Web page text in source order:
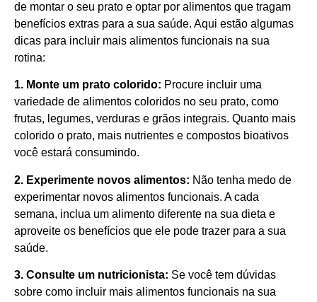
de montar o seu prato e optar por alimentos que tragam
benefícios extras para a sua saúde. Aqui estão algumas
dicas para incluir mais alimentos funcionais na sua
rotina:
1. Monte um prato colorido: Procure incluir uma
variedade de alimentos coloridos no seu prato, como
frutas, legumes, verduras e grãos integrais. Quanto mais
colorido o prato, mais nutrientes e compostos bioativos
você estará consumindo.
2. Experimente novos alimentos: Não tenha medo de
experimentar novos alimentos funcionais. A cada
semana, inclua um alimento diferente na sua dieta e
aproveite os benefícios que ele pode trazer para a sua
saúde.
3. Consulte um nutricionista: Se você tem dúvidas
sobre como incluir mais alimentos funcionais na sua